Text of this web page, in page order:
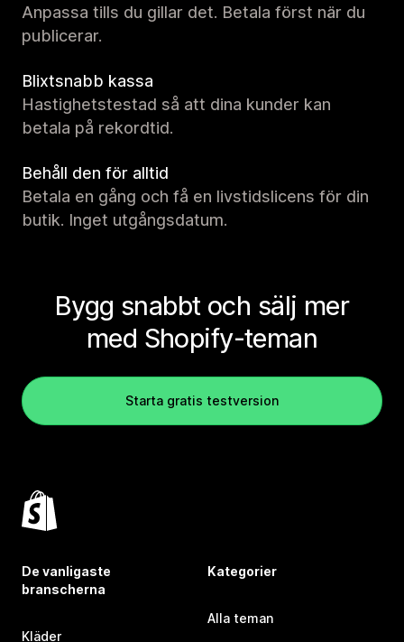
Anpassa tills du gillar det. Betala först när du
publicerar.
Blixtsnabb kassa
Hastighetstestad så att dina kunder kan
betala på rekordtid.
Behåll den för alltid
Betala en gång och få en livstidslicens för din
butik. Inget utgångsdatum.
Bygg snabbt och sälj mer
med Shopify-teman
Starta gratis testversion
De vanligaste
branscherna
Kläder
Kategorier
Alla teman